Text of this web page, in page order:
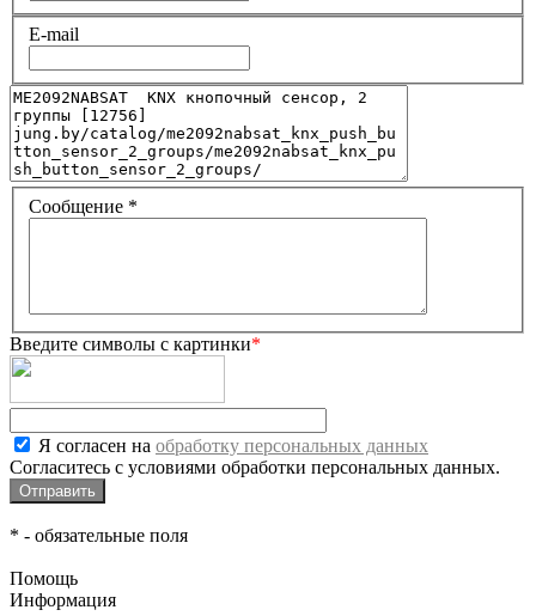
E-mail
Сообщение *
Введите символы с картинки*
Я согласен на обработку персональных данных
Согласитесь с условиями обработки персональных данных.
* - обязательные поля
Помощь
Информация